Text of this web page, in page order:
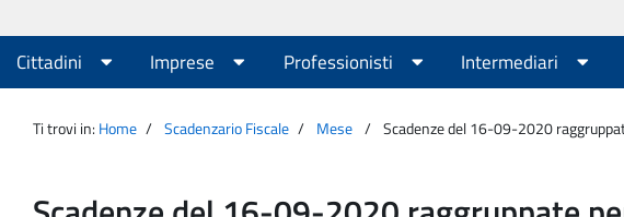
Agenzia
Entrate
Menu
principale
Cittadini Imprese Professionisti Intermediari
Ti trovi in: Home Scadenzario Fiscale Mese Scadenze del 16-09-2020